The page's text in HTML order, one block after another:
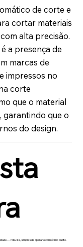
de corte e
cortar materiais
alta precisão.
a presença de
marcas de
impressos no
corte
que o material
garantindo que o
do design.
— robusta, simples de operar e com ótimo custo-